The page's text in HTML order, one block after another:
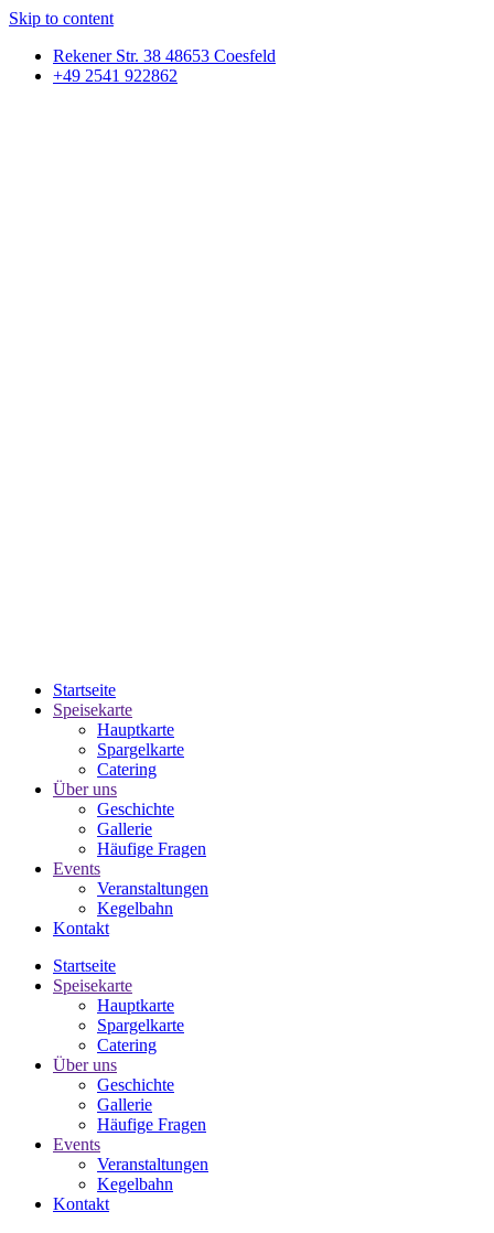
Skip to content
Rekener Str. 38 48653 Coesfeld
+49 2541 922862
Startseite
Speisekarte
Hauptkarte
Spargelkarte
Catering
Über uns
Geschichte
Gallerie
Häufige Fragen
Events
Veranstaltungen
Kegelbahn
Kontakt
Startseite
Speisekarte
Hauptkarte
Spargelkarte
Catering
Über uns
Geschichte
Gallerie
Häufige Fragen
Events
Veranstaltungen
Kegelbahn
Kontakt